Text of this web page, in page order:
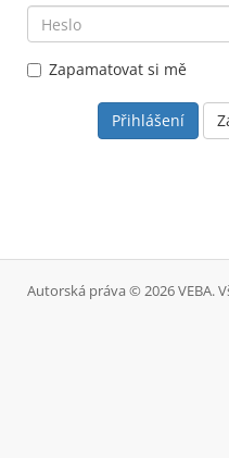
Zapamatovat si mě
Autorská práva © 2026 VEBA.